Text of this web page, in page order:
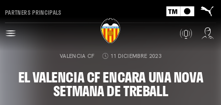
PARTNERS PRINCIPALS
VALENCIA CF 11 DICIEMBRE 2023
EL VALENCIA CF ENCARA UNA NOVA
SETMANA DE TREBALL